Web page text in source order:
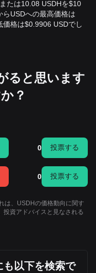
たは10.08 USDHを$10
USDへの最高価格は
格は$0.9906 USDでし
ると思います
？
0 投票する
0 投票する
は、USDHの価格動向に関す
投資アドバイスと見なされる
も以下を検索で